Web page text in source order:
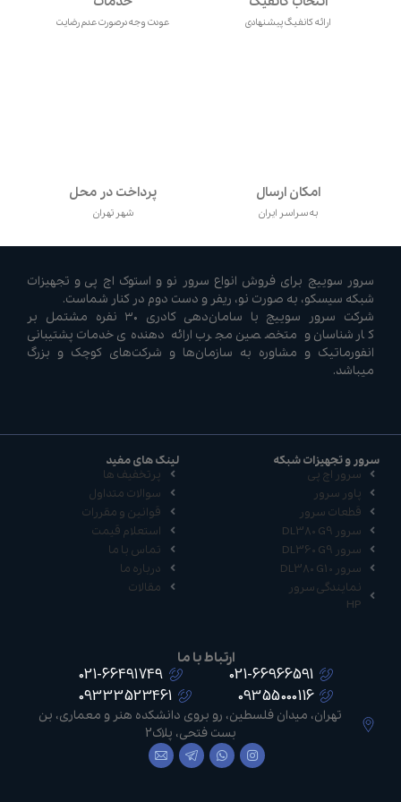
ارائه کانفیگ پیشنهادی عودت وجه درصورت عدم رضایت
امکان ارسال
به سراسر ایران
پرداخت در محل
شهر تهران
سرور سوییچ برای فروش انواع سرور نو و استوک اچ پی و تجهیزات
شبکه سیسکو، به صورت نو، ریفر و دست دوم در کنار شماست.
شرکت سرور سوییچ با سامان‌دهی کادری ۳۰ نفره مشتمل بر
کارشناسان و متخصصین مجرب ارائه دهنده‌ی خدمات پشتیبانی
انفورماتیک و مشاوره به سازمان‌ها و شرکت‌های کوچک و بزرگ
میباشد.
سرور و تجهیزات شبکه
سرور اچ پی
پاور سرور
قطعات سرور
سرور DL380 G9
سرور DL360 G9
سرور DL380 G10
نمایندگی سرور
HP
لینک های مفید
پرتخفیف ها
سوالات متداول
قوانین و مقررات
استعلام قیمت
تماس با ما
درباره ما
مقالات
ارتباط با ما
021-66966591
021-66491749
09355000116
09333523461
تهران، میدان فلسطین، رو بروی دانشکده هنر و معماری، بن
بست فتحی، پلاک2